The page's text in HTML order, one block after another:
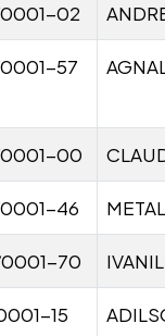
02
57
00
46
70
15